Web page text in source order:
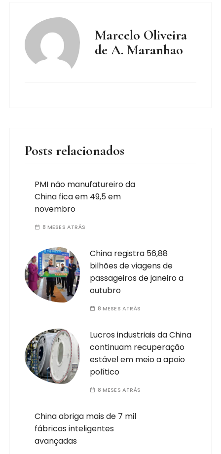
Marcelo Oliveira
de A. Maranhao
Posts relacionados
PMI não manufatureiro da
China fica em 49,5 em
novembro
8 MESES ATRÁS
China registra 56,88
bilhões de viagens de
passageiros de janeiro a
outubro
8 MESES ATRÁS
Lucros industriais da China
continuam recuperação
estável em meio a apoio
político
8 MESES ATRÁS
China abriga mais de 7 mil
fábricas inteligentes
avançadas